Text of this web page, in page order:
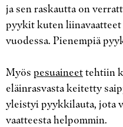
ja sen raskautta on
pyykit kuten
vuodessa. Pienempiä
Myös pesuaineettehtiin
eläinrasvasta keitetty
yleistyi pyykkilauta, jota
vaatteesta helpommin.